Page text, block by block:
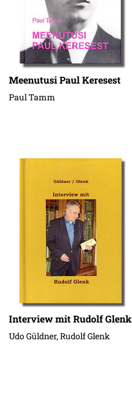
Meenutusi Paul Keresest
Paul Tamm
Interview mit Rudolf Glenk
Udo Güldner, Rudolf Glenk